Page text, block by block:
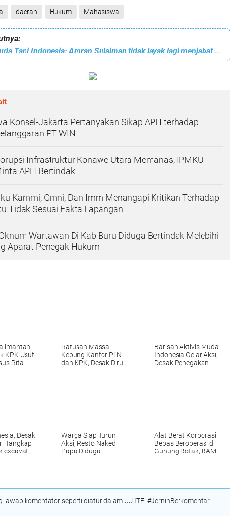
daerah Hukum Mahasiswa
Front Pemuda Tani Indonesia: Amran Sulaiman tidak layak lagi menjabat sebagai Menteri Pertanian Indonesia
Konsel-Jakarta Pertanyakan Sikap APH terhadap
PT WIN
Infrastruktur Konawe Utara Memanas, IPMKU-
APH Bertindak
Kammi, Gmni, Dan Imm Menangapi Kritikan Terhadap
Tidak Sesuai Fakta Lapangan
Wartawan Di Kab Buru Diduga Bertindak Melebihi
Aparat Penegak Hukum
KPK Usut
Rita
Ratusan Massa
Kepung Kantor PLN
dan KPK, Desak Dirut
Barisan Aktivis Muda
Indonesia Gelar Aksi,
Desak Penegakan
Desak
Tangkap
excavator
Warga Siap Turun
Aksi, Resto Naked
Papa Diduga
Alat Berat Korporasi
Bebas Beroperasi di
Gunung Botak, BAM
jawab komentator seperti diatur dalam UU ITE. #JernihBerkomentar